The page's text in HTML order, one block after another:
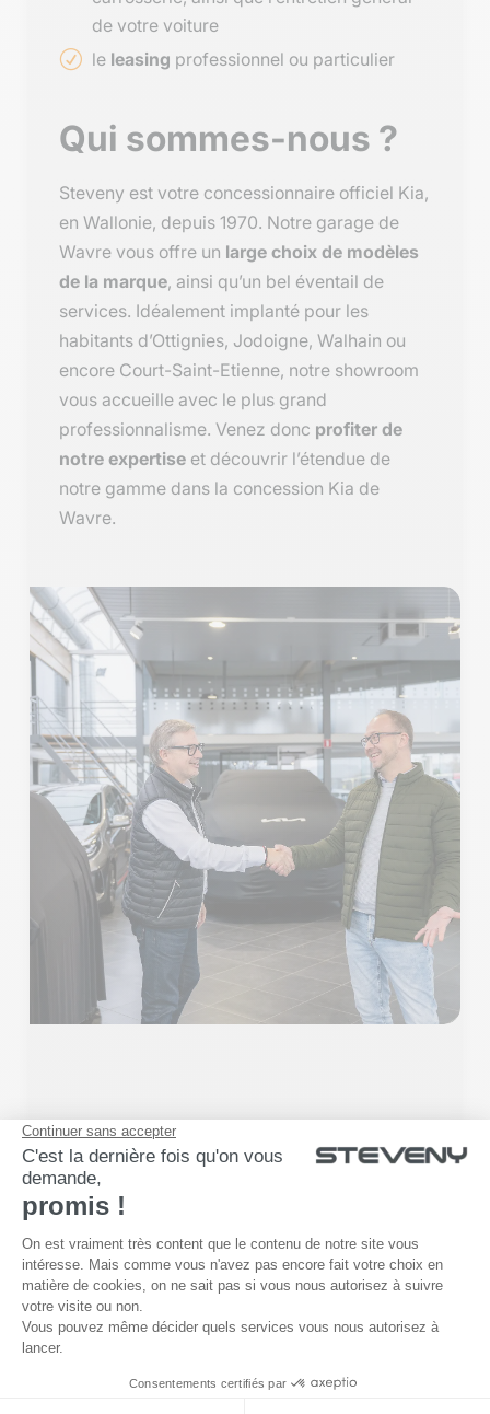
de votre voiture
le leasing professionnel ou particulier
Qui sommes-nous ?
Steveny est votre concessionnaire officiel Kia,
en Wallonie, depuis 1970. Notre garage de
Wavre vous offre un large choix de modèles
de la marque, ainsi qu’un bel éventail de
services. Idéalement implanté pour les
habitants d’Ottignies, Jodoigne, Walhain ou
encore Court-Saint-Etienne, notre showroom
vous accueille avec le plus grand
professionnalisme. Venez donc profiter de
notre expertiseet découvrir l’étendue de
notre gamme dans la concession Kia de
Wavre.